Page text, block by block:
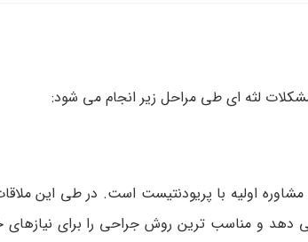
لثه ای طی مراحل زیر انجام می شود:
مشاوره اولیه با پریودنتیست است. در طی این
دهد و مناسب ترین روش جراحی را برای